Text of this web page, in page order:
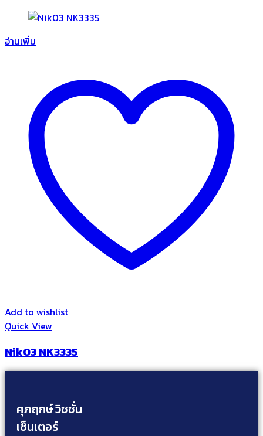
อ่านเพิ่ม
Add to wishlist
Quick View
Nik03 NK3335
ศุภฤกษ์ วิชชั่น
เซ็นเตอร์